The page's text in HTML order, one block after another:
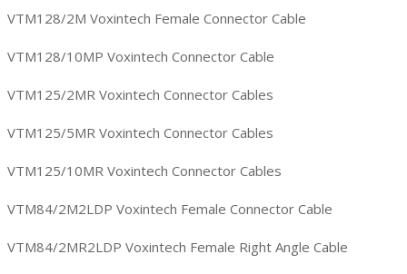
VTM128/2M Voxintech Female Connector Cable
VTM128/10MP Voxintech Connector Cable
VTM125/2MR Voxintech Connector Cables
VTM125/5MR Voxintech Connector Cables
VTM125/10MR Voxintech Connector Cables
VTM84/2M2LDP Voxintech Female Connector Cable
VTM84/2MR2LDP Voxintech Female Right Angle Cable